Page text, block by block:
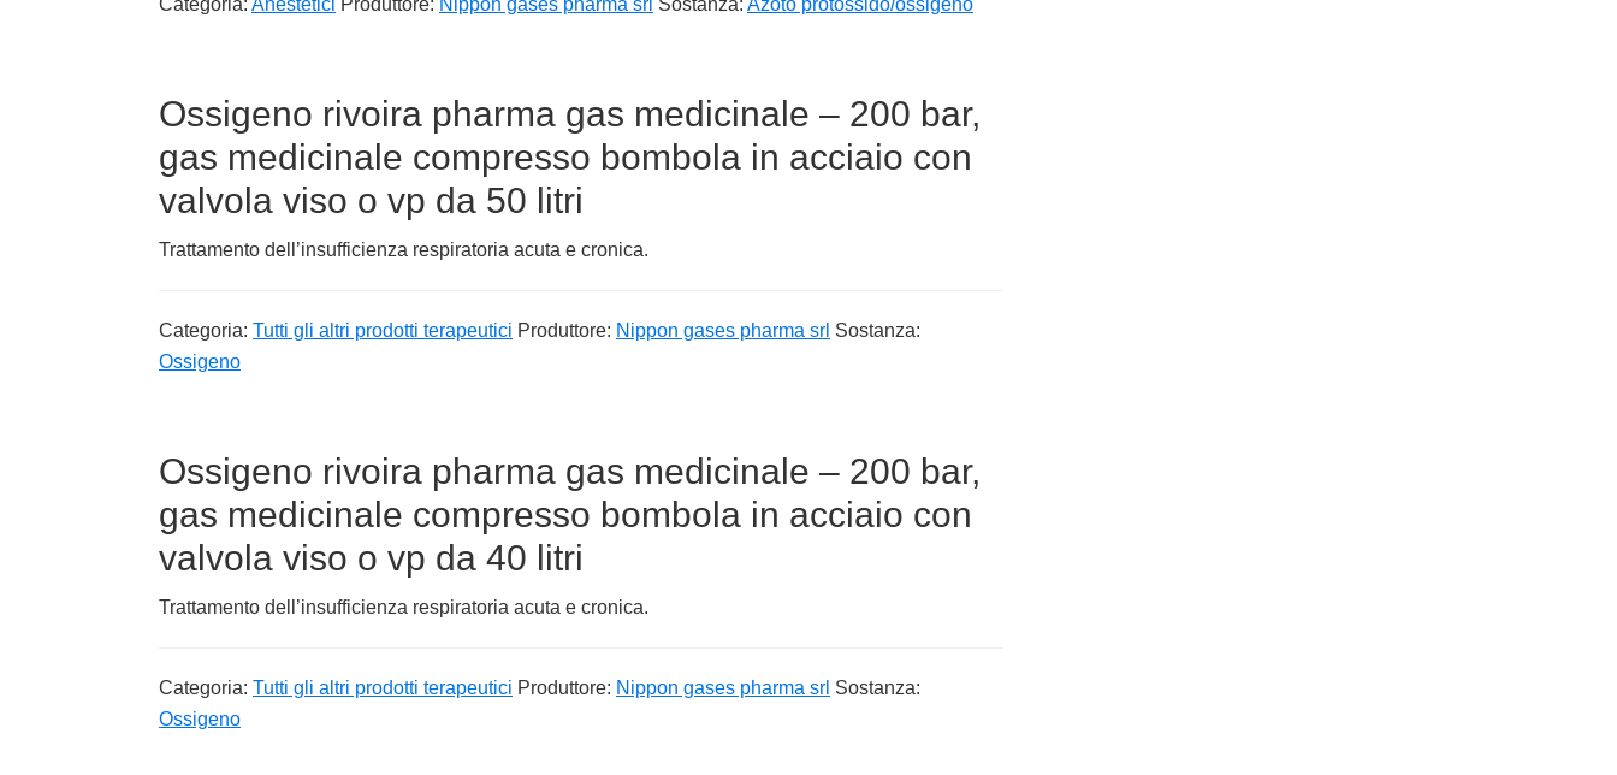
Categoria: Anestetici Produttore: Nippon gases pharma srl Sostanza: Azoto protossido/ossigeno
Ossigeno rivoira pharma gas medicinale – 200 bar,
gas medicinale compresso bombola in acciaio con
valvola viso o vp da 50 litri
Trattamento dell’insufficienza respiratoria acuta e cronica.
Categoria: Tutti gli altri prodotti terapeutici Produttore: Nippon gases pharma srl Sostanza:
Ossigeno
Ossigeno rivoira pharma gas medicinale – 200 bar,
gas medicinale compresso bombola in acciaio con
valvola viso o vp da 40 litri
Trattamento dell’insufficienza respiratoria acuta e cronica.
Categoria: Tutti gli altri prodotti terapeutici Produttore: Nippon gases pharma srl Sostanza:
Ossigeno